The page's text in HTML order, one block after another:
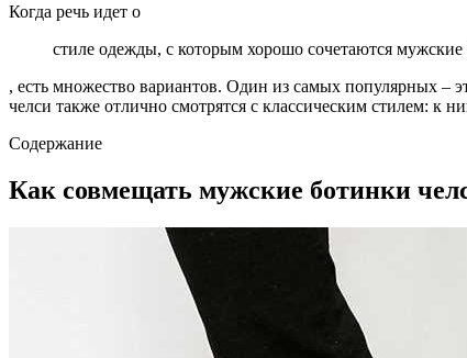
Когда речь идет о
стиле одежды, с которым хорошо сочетаются мужские
, есть множество вариантов. Один из самых популярных
челси также отлично смотрятся с классическим стилем:
Содержание
Как совмещать мужские ботинки